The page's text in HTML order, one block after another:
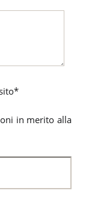
in merito alla